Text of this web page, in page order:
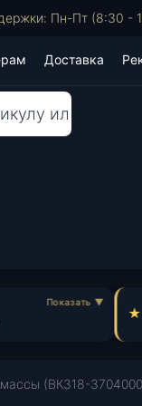
Пн-Пт (8:30 -
Доставка
(ВК318-